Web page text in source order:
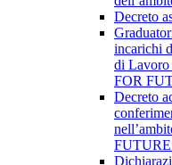
Decreto
incarichi
di Lavoro
FOR
Decreto